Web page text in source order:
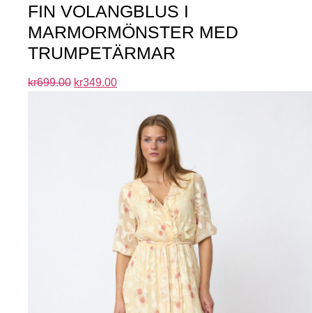
FIN VOLANGBLUS I
MARMORMÖNSTER MED
TRUMPETÄRMAR
kr699.00 kr349.00